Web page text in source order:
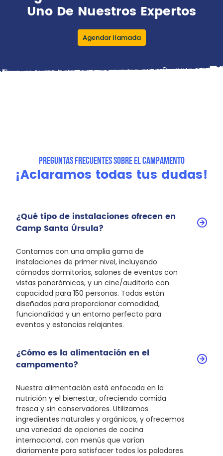
Uno De Nuestros Expertos
Agendar llamada
PREGUNTAS FRECUENTES SOBRE EL CAMPAMENTO
¡Aclaramos todas tus dudas!
¿Qué tipo de instalaciones ofrecen en
Camp Santa Úrsula?
Contamos con una amplia gama de
instalaciones de primer nivel, incluyendo
cómodos dormitorios, salones de eventos con
vistas panorámicas, y un cine/auditorio con
capacidad para 150 personas. Todas están
diseñadas para proporcionar comodidad,
funcionalidad y un entorno perfecto para
eventos y estancias relajantes.
¿Cómo es la alimentación en el
campamento?
Nuestra alimentación está enfocada en la
nutrición y el bienestar, ofreciendo comida
fresca y sin conservadores. Utilizamos
ingredientes naturales y orgánicos, y ofrecemos
una variedad de opciones de cocina
internacional, con menús que varían
diariamente para satisfacer todos los paladares.